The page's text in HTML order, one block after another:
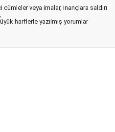
veya imalar, inançlara saldırı
harflerle yazılmış yorumlar